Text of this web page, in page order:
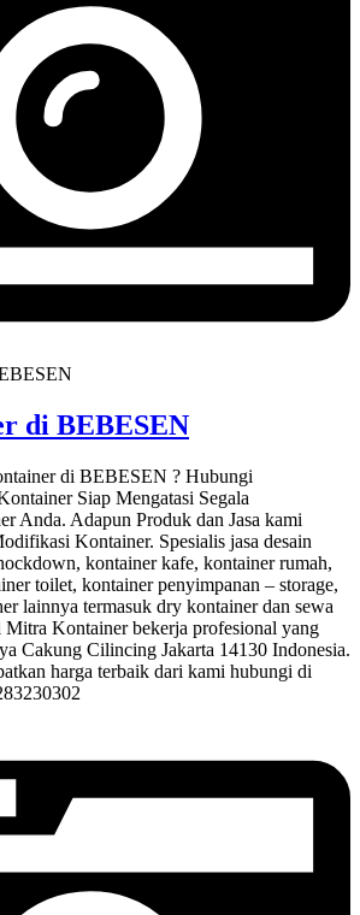
di BEBESEN
di BEBESEN ? Hubungi
Siap Mengatasi Segala
Anda. Adapun Produk dan Jasa kami
Kontainer. Spesialis jasa desain
kontainer kafe, kontainer rumah,
toilet, kontainer penyimpanan – storage,
lainnya termasuk dry kontainer dan sewa
Kontainer bekerja profesional yang
Cakung Cilincing Jakarta 14130 Indonesia.
harga terbaik dari kami hubungi di